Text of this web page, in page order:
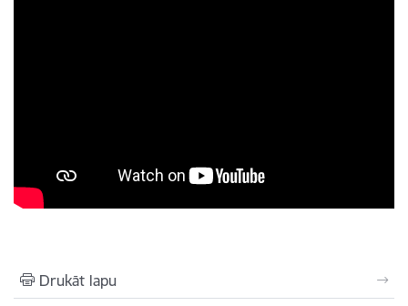
Drukāt lapu